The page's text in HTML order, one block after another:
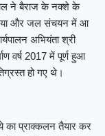
ने बैराज के नक्शे के
और जल संचयन में आ
अभियंता श्री
वर्ष 2017 में पूर्ण हुआ
हो गए थे।
का प्राक्कलन तैयार कर